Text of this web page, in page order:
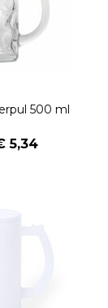
500 ml
5,34